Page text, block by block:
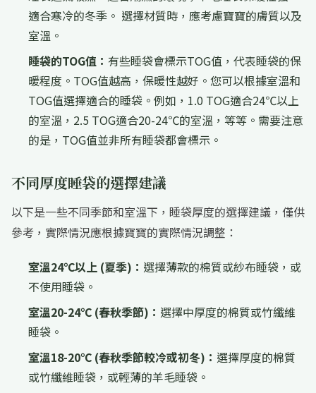
適合寒冷的冬季。 選擇材質時，應考慮寶寶的膚質以及
室溫。
睡袋的TOG值： 有些睡袋會標示TOG值，代表睡袋的保
暖程度。TOG值越高，保暖性越好。您可以根據室溫和
TOG值選擇適合的睡袋。例如，1.0 TOG適合24℃以上
的室溫，2.5 TOG適合20-24℃的室溫，等等。需要注意
的是，TOG值並非所有睡袋都會標示。
不同厚度睡袋的選擇建議
以下是一些不同季節和室溫下，睡袋厚度的選擇建議，僅供
參考，實際情況應根據寶寶的實際情況調整：
室溫24℃以上 (夏季)： 選擇薄款的棉質或紗布睡袋，或
不使用睡袋。
室溫20-24℃ (春秋季節)： 選擇中厚度的棉質或竹纖維
睡袋。
室溫18-20℃ (春秋季節較冷或初冬)： 選擇厚度的棉質
或竹纖維睡袋，或輕薄的羊毛睡袋。